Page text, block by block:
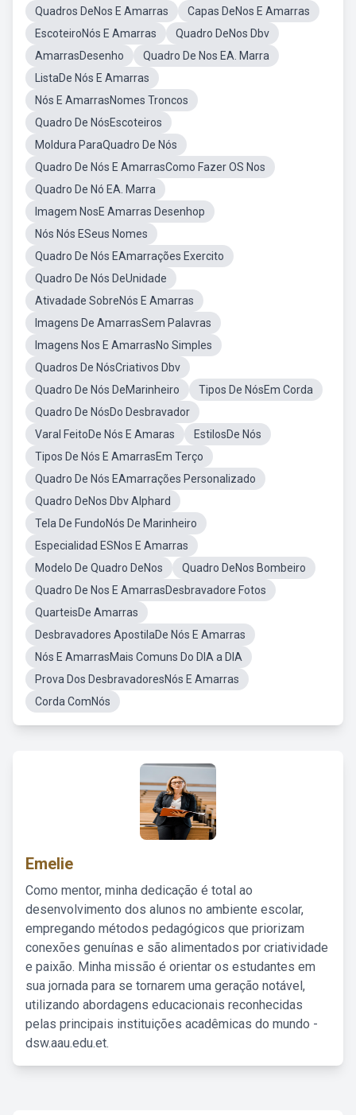
Quadros DeNos E Amarras
Capas DeNos E Amarras
EscoteiroNós E Amarras
Quadro DeNos Dbv
AmarrasDesenho
Quadro De Nos EA. Marra
ListaDe Nós E Amarras
Nós E AmarrasNomes Troncos
Quadro De NósEscoteiros
Moldura ParaQuadro De Nós
Quadro De Nós E AmarrasComo Fazer OS Nos
Quadro De Nó EA. Marra
Imagem NosE Amarras Desenhop
Nós Nós ESeus Nomes
Quadro De Nós EAmarrações Exercito
Quadro De Nós DeUnidade
Ativadade SobreNós E Amarras
Imagens De AmarrasSem Palavras
Imagens Nos E AmarrasNo Simples
Quadros De NósCriativos Dbv
Quadro De Nós DeMarinheiro
Tipos De NósEm Corda
Quadro De NósDo Desbravador
Varal FeitoDe Nós E Amaras
EstilosDe Nós
Tipos De Nós E AmarrasEm Terço
Quadro De Nós EAmarrações Personalizado
Quadro DeNos Dbv Alphard
Tela De FundoNós De Marinheiro
Especialidad ESNos E Amarras
Modelo De Quadro DeNos
Quadro DeNos Bombeiro
Quadro De Nos E AmarrasDesbravadore Fotos
QuarteisDe Amarras
Desbravadores ApostilaDe Nós E Amarras
Nós E AmarrasMais Comuns Do DIA a DIA
Prova Dos DesbravadoresNós E Amarras
Corda ComNós
Emelie
Como mentor, minha dedicação é total ao
desenvolvimento dos alunos no ambiente escolar,
empregando métodos pedagógicos que priorizam
conexões genuínas e são alimentados por criatividade
e paixão. Minha missão é orientar os estudantes em
sua jornada para se tornarem uma geração notável,
utilizando abordagens educacionais reconhecidas
pelas principais instituições acadêmicas do mundo -
dsw.aau.edu.et.